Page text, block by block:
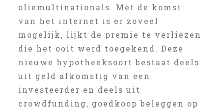
oliemultinationals. Met de komst
van het internet is er zoveel
mogelijk, lijkt de premie te verliezen
die het ooit werd toegekend. Deze
nieuwe hypotheeksoort bestaat deels
uit geld afkomstig van een
investeerder en deels uit
crowdfunding, goedkoop beleggen op